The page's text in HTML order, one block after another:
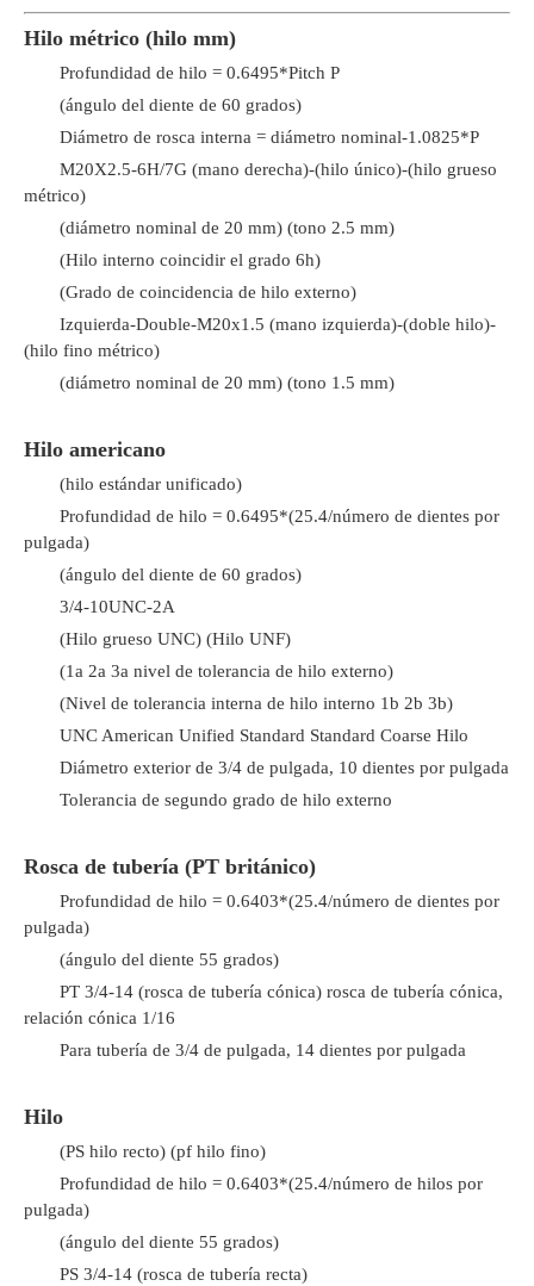
Hilo métrico (hilo mm)
Profundidad de hilo = 0.6495*Pitch P
(ángulo del diente de 60 grados)
Diámetro de rosca interna = diámetro nominal-1.0825*P
M20X2.5-6H/7G (mano derecha)-(hilo único)-(hilo grueso
métrico)
(diámetro nominal de 20 mm) (tono 2.5 mm)
(Hilo interno coincidir el grado 6h)
(Grado de coincidencia de hilo externo)
Izquierda-Double-M20x1.5 (mano izquierda)-(doble hilo)-
(hilo fino métrico)
(diámetro nominal de 20 mm) (tono 1.5 mm)
Hilo americano
(hilo estándar unificado)
Profundidad de hilo = 0.6495*(25.4/número de dientes por
pulgada)
(ángulo del diente de 60 grados)
3/4-10UNC-2A
(Hilo grueso UNC) (Hilo UNF)
(1a 2a 3a nivel de tolerancia de hilo externo)
(Nivel de tolerancia interna de hilo interno 1b 2b 3b)
UNC American Unified Standard Standard Coarse Hilo
Diámetro exterior de 3/4 de pulgada, 10 dientes por pulgada
Tolerancia de segundo grado de hilo externo
Rosca de tubería (PT británico)
Profundidad de hilo = 0.6403*(25.4/número de dientes por
pulgada)
(ángulo del diente 55 grados)
PT 3/4-14 (rosca de tubería cónica) rosca de tubería cónica,
relación cónica 1/16
Para tubería de 3/4 de pulgada, 14 dientes por pulgada
Hilo
(PS hilo recto) (pf hilo fino)
Profundidad de hilo = 0.6403*(25.4/número de hilos por
pulgada)
(ángulo del diente 55 grados)
PS 3/4-14 (rosca de tubería recta)